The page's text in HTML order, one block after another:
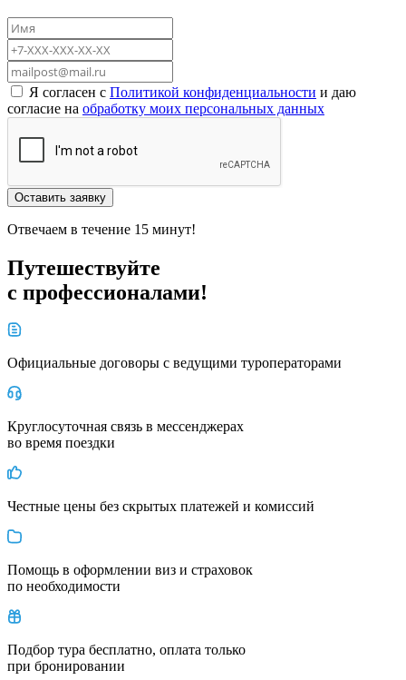
Я согласен с Политикой конфиденциальности и даю
согласие на обработку моих персональных данных
Оставить заявку
Отвечаем в течение 15 минут!
Путешествуйте
с профессионалами!
Официальные договоры с ведущими туроператорами
Круглосуточная связь в мессенджерах
во время поездки
Честные цены без скрытых платежей и комиссий
Помощь в оформлении виз и страховок
по необходимости
Подбор тура бесплатно, оплата только
при бронировании